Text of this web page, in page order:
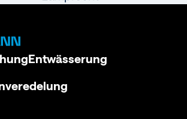
Entwässerung